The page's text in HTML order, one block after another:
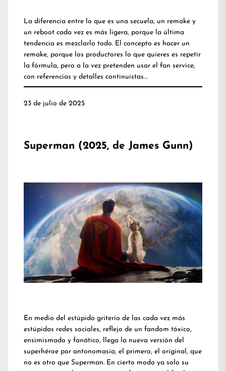
La diferencia entre lo que es una secuela, un remake y
un reboot cada vez es más ligera, porque la última
tendencia es mezclarlo todo. El concepto es hacer un
remake, porque los productores lo que quieres es repetir
la fórmula, pero a la vez pretenden usar el fan service,
con referencias y detalles continuistas…
23 de julio de 2025
Superman (2025, de James Gunn)
En medio del estúpido griterío de las cada vez más
estúpidas redes sociales, reflejo de un fandom tóxico,
ensimismado y fanático, llega la nueva versión del
superhéroe por antonomasia, el primero, el original, que
no es otro que Superman. En cierto modo ya solo su